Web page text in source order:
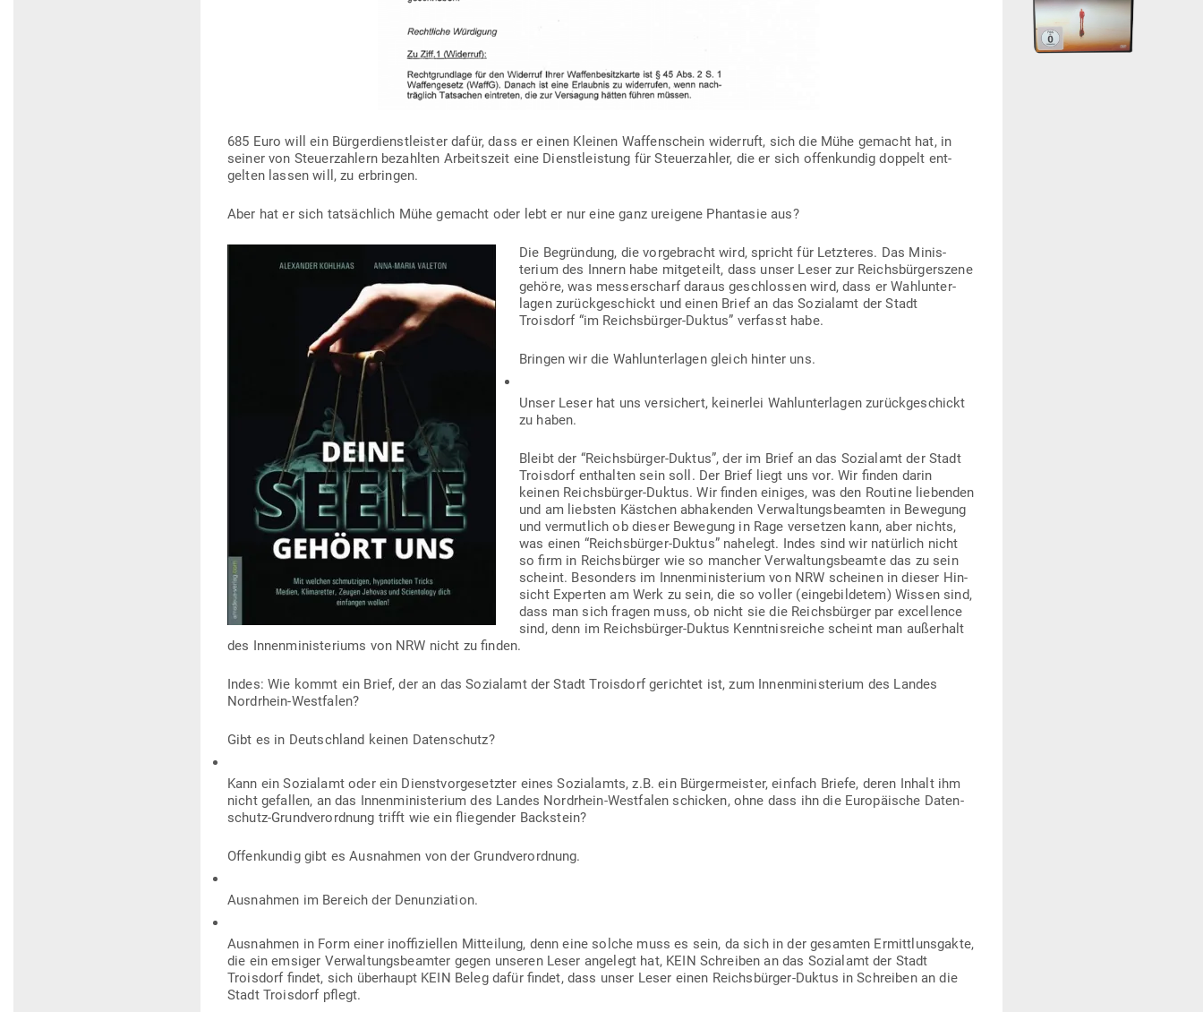
685 Euro will ein Bür­ger­dienst­leister dafür, dass er einen Kleinen Waf­fen­schein widerruft, sich die Mühe gemacht hat, in
seiner von Steu­er­zahlern bezahlten Arbeitszeit eine Dienst­leistung für Steu­er­zahler, die er sich offen­kundig doppelt ent­
gelten lassen will, zu erbringen.
Aber hat er sich tat­sächlich Mühe gemacht oder lebt er nur eine ganz ureigene Phan­tasie aus?
Die Begründung, die vor­ge­bracht wird, spricht für Letz­teres. Das Minis­
terium des Innern habe mit­ge­teilt, dass unser Leser zur Reichs­bür­ger­szene
gehöre, was mes­ser­scharf daraus geschlossen wird, dass er Wahl­un­ter­
lagen zurück­ge­schickt und einen Brief an das Sozi­alamt der Stadt
Troisdorf “im Reichs­bürger-Duktus” ver­fasst habe.
Bringen wir die Wahl­un­ter­lagen gleich hinter uns.
Unser Leser hat uns ver­si­chert, kei­nerlei Wahl­un­ter­lagen zurück­ge­schickt
zu haben.
Bleibt der “Reichs­bürger-Duktus”, der im Brief an das Sozi­alamt der Stadt
Troisdorf ent­halten sein soll. Der Brief liegt uns vor. Wir finden darin
keinen Reichs­bürger-Duktus. Wir finden einiges, was den Routine lie­benden
und am liebsten Kästchen abha­kenden Ver­wal­tungs­be­amten in Bewegung
und ver­mutlich ob dieser Bewegung in Rage ver­setzen kann, aber nichts,
was einen “Reichs­bürger-Duktus” nahelegt. Indes sind wir natürlich nicht
so firm in Reichs­bürger wie so mancher Ver­wal­tungs­beamte das zu sein
scheint. Besonders im Innen­mi­nis­terium von NRW scheinen in dieser Hin­
sicht Experten am Werk zu sein, die so voller (ein­ge­bil­detem) Wissen sind,
dass man sich fragen muss, ob nicht sie die Reichs­bürger par excel­lence
sind, denn im Reichs­bürger-Duktus Kennt­nis­reiche scheint man außerhalt
des Innen­mi­nis­te­riums von NRW nicht zu finden.
Indes: Wie kommt ein Brief, der an das Sozi­alamt der Stadt Troisdorf gerichtet ist, zum Innen­mi­nis­terium des Landes
Nordrhein-Westfalen?
Gibt es in Deutschland keinen Datenschutz?
Kann ein Sozi­alamt oder ein Dienst­vor­ge­setzter eines Sozi­alamts, z.B. ein Bür­ger­meister, einfach Briefe, deren Inhalt ihm
nicht gefallen, an das Innen­mi­nis­terium des Landes Nord­rhein-West­falen schicken, ohne dass ihn die Euro­päische Daten­
schutz-Grund­ver­ordnung trifft wie ein flie­gender Backstein?
Offen­kundig gibt es Aus­nahmen von der Grundverordnung.
Aus­nahmen im Bereich der Denunziation.
Aus­nahmen in Form einer inof­fi­zi­ellen Mit­teilung, denn eine solche muss es sein, da sich in der gesamten Ermittl­uns­gakte,
die ein emsiger Ver­wal­tungs­be­amter gegen unseren Leser angelegt hat, KEIN Schreiben an das Sozi­alamt der Stadt
Troisdorf findet, sich über­haupt KEIN Beleg dafür findet, dass unser Leser einen Reichs­bürger-Duktus in Schreiben an die
Stadt Troisdorf pflegt.